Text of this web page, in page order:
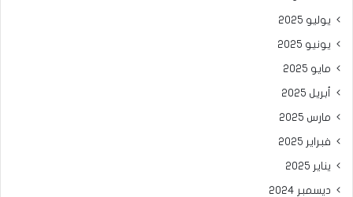
يوليو 2025
يونيو 2025
مايو 2025
أبريل 2025
مارس 2025
فبراير 2025
يناير 2025
ديسمبر 2024